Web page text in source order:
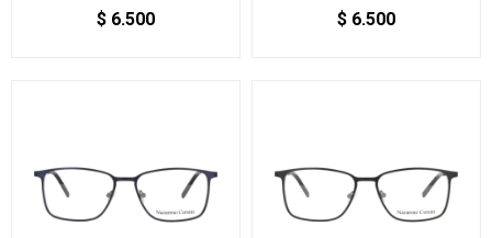
$ 6.500 $ 6.500